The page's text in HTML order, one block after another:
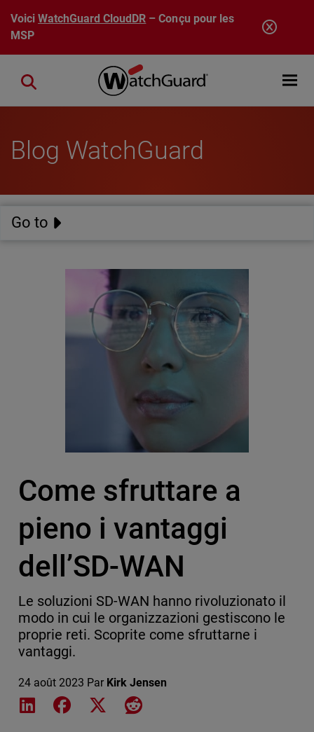
Aller au contenu principal
VoiciWatchGuard CloudDR – Conçu pour les
MSP
Open
Close search
Blog WatchGuard
Go to
Come sfruttare a
pieno i vantaggi
dell’SD-WAN
Le soluzioni SD-WAN hanno rivoluzionato il
modo in cui le organizzazioni gestiscono le
proprie reti. Scoprite come sfruttarne i
vantaggi.
24 août 2023 Par Kirk Jensen
Share on LinkedIn
Share on Facebook
Share on XShare on Reddit